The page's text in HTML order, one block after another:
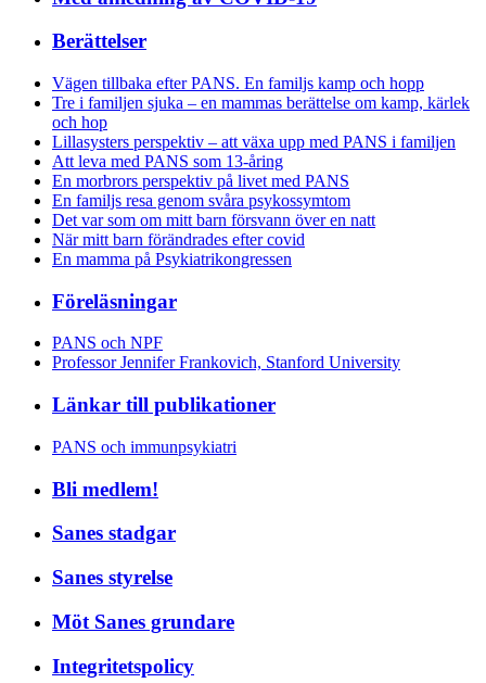
Berättelser
Vägen tillbaka efter PANS. En familjs kamp och hopp
Tre i familjen sjuka – en mammas berättelse om kamp, kärlek
och hop
Lillasysters perspektiv – att växa upp med PANS i familjen
Att leva med PANS som 13-åring
En morbrors perspektiv på livet med PANS
En familjs resa genom svåra psykossymtom
Det var som om mitt barn försvann över en natt
När mitt barn förändrades efter covid
En mamma på Psykiatrikongressen
Föreläsningar
PANS och NPF
Professor Jennifer Frankovich, Stanford University
Länkar till publikationer
PANS och immunpsykiatri
Bli medlem!
Sanes stadgar
Sanes styrelse
Möt Sanes grundare
Integritetspolicy